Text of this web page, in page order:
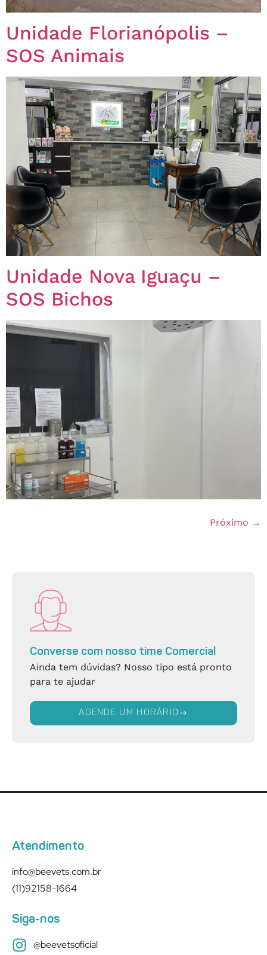
Unidade Florianópolis –
SOS Animais
Unidade Nova Iguaçu –
SOS Bichos
Próximo →
Converse com nosso time Comercial
Ainda tem dúvidas? Nosso tipo está pronto
para te ajudar
AGENDE UM HORÁRIO
Atendimento
info@beevets.com.br
(11)92158-1664
Siga-nos
@beevetsoficial